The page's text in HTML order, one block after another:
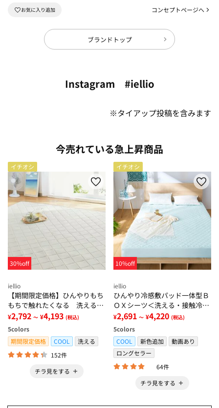
コンセプトページへ
ブランドトップ
Instagram #iellio
※タイアップ投稿を含みます
今売れている急上昇商品
イチオシ
30%off
iellio
【期間限定価格】ひんやりもち
もちで触れたくなる 洗えるラ
グ＜低反発・滑りにくい・接触
冷感・防ダニ・カーペット＞
¥2,792 ～ ¥4,193 (税込)
5colors
期間限定価格
COOL
洗える
152件
チラ見をする
イチオシ
10%off
iellio
ひんやり冷感敷パッド一体型Ｂ
ＯＸシーツ＜洗える・接触冷
感・抗菌防臭・時短・家事楽・
ボックスシーツ・寝苦しさ対策
＞
¥2,691 ～ ¥4,220 (税込)
5colors
COOL
新色追加
動画あり
ロングセラー
64件
チラ見をする